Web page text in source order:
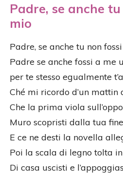
Padre, se anche
mio
Padre, se anche tu non
Padre se anche fossi a me
per te stesso egualmente
Ché mi ricordo d’un mattin
Che la prima viola
Muro scopristi dalla tua
E ce ne desti la novella
Poi la scala di legno tolta
Di casa uscisti e